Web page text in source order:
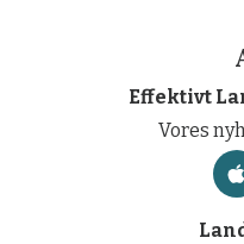
Effektivt
Vores